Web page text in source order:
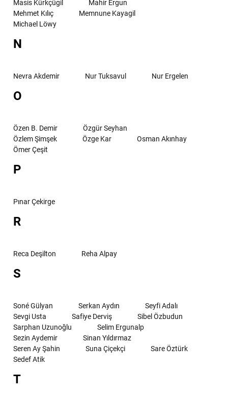
Masis Kürkçügil
Mahir Ergun
Mehmet Kılıç
Memnune Kayagil
Michael Löwy
N
Nevra Akdemir Nur Tuksavul Nur Ergelen
O
Özen B. Demir
Özgür Seyhan
Özlem Şimşek
Özge Kar
Osman Akınhay
Ömer Çeşit
P
Pınar Çekirge
R
Reca Deşilton Reha Alpay
S
Soné Gülyan Serkan Aydın
Seyfi Adalı
Sevgi Usta
Safiye Derviş
Sibel Özbudun
Sarphan Uzunoğlu
Selim Ergunalp
Sezin Aydemir
Sinan Yıldırmaz
Seren Ay Şahin
Suna Çiçekçi
Sare Öztürk
Sedef Atik
T